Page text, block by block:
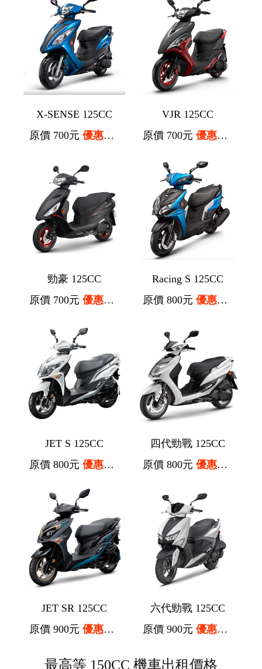
X-SENSE 125CC
原價 700元 優惠價 600元
VJR 125CC
原價 700元 優惠價 600元
勁豪 125CC
原價 700元 優惠價 600元
Racing S 125CC
原價 800元 優惠價 700元
JET S 125CC
原價 800元 優惠價 700元
四代勁戰 125CC
原價 800元 優惠價 700元
JET SR 125CC
原價 900元 優惠價 800元
六代勁戰 125CC
原價 900元 優惠價 800元
最高等 150CC 機車出租價格